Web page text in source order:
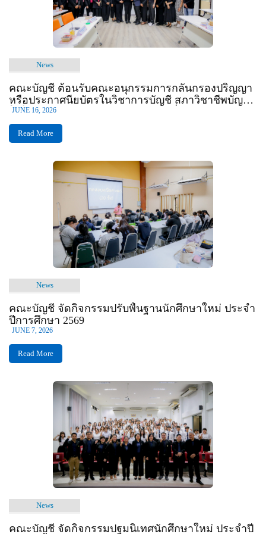
News
คณะบัญชี ต้อนรับคณะอนุกรรมการกลั่นกรองปริญญา
หรือประกาศนียบัตรในวิชาการบัญชี สภาวิชาชีพบัญชี
ในโอกาสเข้าศึกษาดูงานและแลกเปลี่ยนเรียนรู้การ
บริหารหลักสูตรตามมาตรฐานสากล
JUNE 16, 2026
Read More
News
คณะบัญชี จัดกิจกรรมปรับพื้นฐานนักศึกษาใหม่ ประจำ
ปีการศึกษา 2569
JUNE 7, 2026
Read More
News
คณะบัญชี จัดกิจกรรมปฐมนิเทศนักศึกษาใหม่ ประจำปี